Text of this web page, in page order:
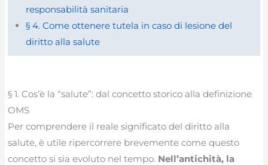
responsabilità sanitaria
§ 4. Come ottenere tutela in caso di lesione del
diritto alla salute
§ 1. Cos’è la “salute”: dal concetto storico alla definizione
OMS
Per comprendere il reale significato del diritto alla
salute, è utile ripercorrere brevemente come questo
concetto si sia evoluto nel tempo. Nell’antichità, la